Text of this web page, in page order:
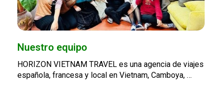
Nuestro equipo
HORIZON VIETNAM TRAVEL es una agencia de viajes
española, francesa y local en Vietnam, Camboya, …